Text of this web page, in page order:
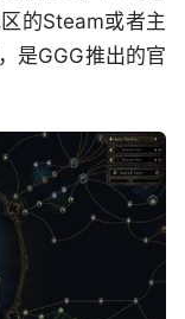
的Steam或者主
是GGG推出的官